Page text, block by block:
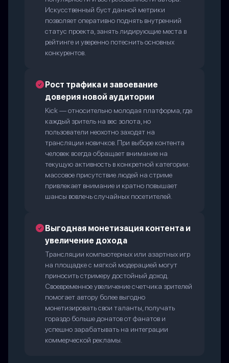
Искусственный буст данной метрики
позволяет оперативно поднять внутренний
статус проекта, занять лидирующие места в
рейтинге и уверенно потеснить основных
конкурентов.
Рост трафика и завоевание
доверия новой аудитории
Kick — относительно молодая платформа, где
каждый зритель на вес золота, но
пользователи неохотно заходят на
трансляции новичков. При выборе контента
человек всегда обращает внимание на
текущую активность в конкретной категории:
массовое присутствие людей на стриме
привлекает внимание и кратно повышает
шансы вовлечь случайных посетителей.
Выгодная монетизация контента и
увеличение дохода
Трансляции компьютерных или азартных игр
на площадке с мягкой модерацией могут
приносить стримеру достойный доход.
Своевременное увеличение счетчика зрителей
помогает автору более выгодно
монетизировать свои таланты, получать
гораздо больше донатов от фанатов и
успешно зарабатывать на интеграции
коммерческой рекламы.